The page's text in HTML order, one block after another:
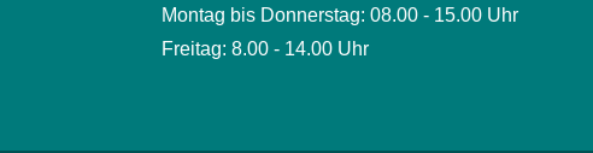
Montag bis Donnerstag: 08.00 - 15.00 Uhr
Freitag: 8.00 - 14.00 Uhr